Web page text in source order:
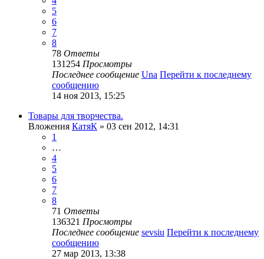
5
6
7
8
78 Ответы
131254 Просмотры
Последнее сообщение Una Перейти к последнему
сообщению
14 ноя 2013, 15:25
Товары для творчества.
Вложения КатяК » 03 сен 2012, 14:31
1
…
4
5
6
7
8
71 Ответы
136321 Просмотры
Последнее сообщение sevsiu Перейти к последнему
сообщению
27 мар 2013, 13:38